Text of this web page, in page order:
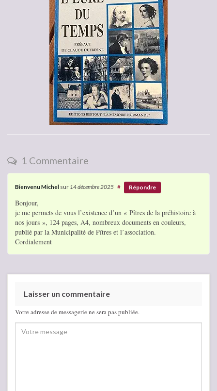
1 Commentaire
Bienvenu Michel sur 14 décembre 2025 # Répondre
Bonjour,
je me permets de vous l’existence d’un « Pîtres de la préhistoire à
nos jours », 124 pages, A4, nombreux documents en couleurs,
publié par la Municipalité de Pîtres et l’association.
Cordialement
Laisser un commentaire
Votre adresse de messagerie ne sera pas publiée.